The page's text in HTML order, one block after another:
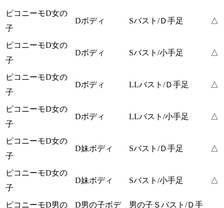
ピコニーモD女の
子
Dボディ Sバスト/Ｄ手足 △
ピコニーモD女の
子
Dボディ Sバスト/小手足 △
ピコニーモD女の
子
Dボディ LLバスト/Ｄ手足 △
ピコニーモD女の
子
Dボディ LLバスト/小手足 △
ピコニーモD女の
子
D妹ボディ Sバスト/Ｄ手足 △
ピコニーモD女の
子
D妹ボディ Sバスト/小手足 △
ピコニーモD男の
D男の子ボデ
男の子Ｓバスト/Ｄ手